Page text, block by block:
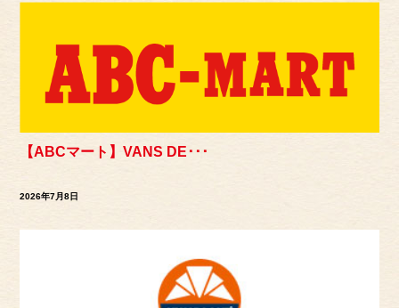
【ABCマート】VANS DE･･･
2026年7月8日